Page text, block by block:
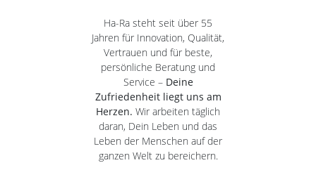
Ha-Ra steht seit über 55
Jahren für Innovation, Qualität,
Vertrauen und für beste,
persönliche Beratung und
Service – Deine
Zufriedenheit liegt uns am
Herzen. Wir arbeiten täglich
daran, Dein Leben und das
Leben der Menschen auf der
ganzen Welt zu bereichern.